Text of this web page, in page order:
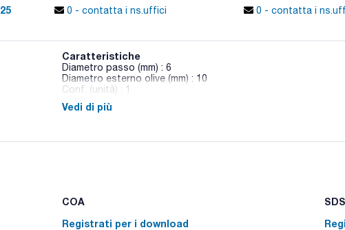
0 - contatta i ns.uffici 0 - contatta i
Caratteristiche
Diametro passo (mm) : 6
Diametro esterno olive (mm) : 10
Conf. (unità) : 1
Rubinetti in vetro per vuoto a tre rami, maschio vuoto con olive
Vedi di più
COA
Registrati per i download